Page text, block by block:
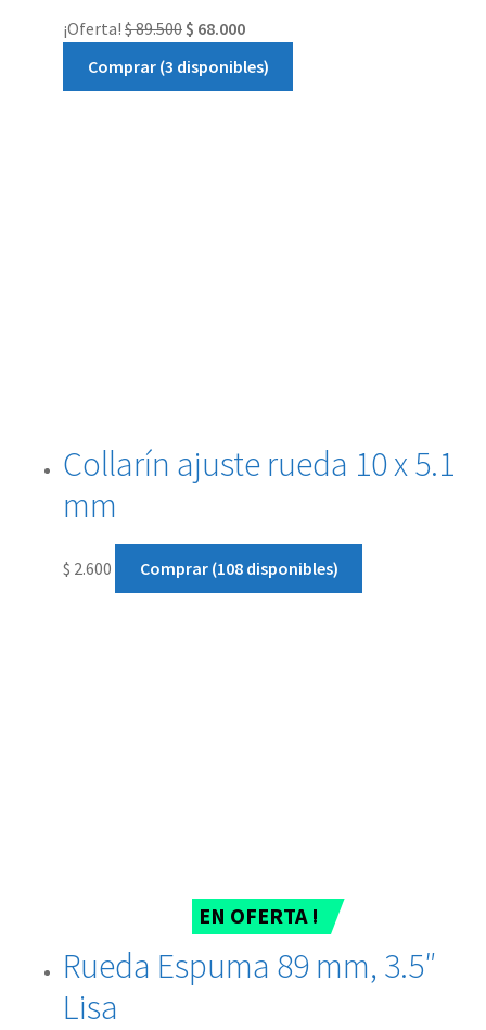
¡Oferta! $89.500 $ 68.000
Comprar (3 disponibles)
Collarín ajuste rueda 10 x 5.1
mm
$ 2.600 Comprar (108 disponibles)
EN OFERTA !
Rueda Espuma 89 mm, 3.5″
Lisa